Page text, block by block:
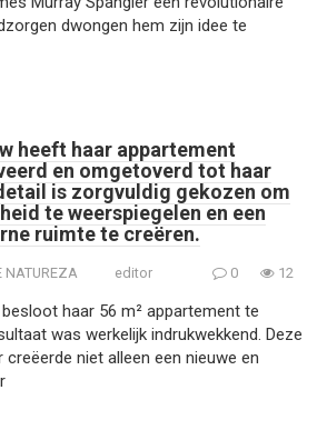
dwongen hem zijn idee te
heeft haar appartement
en omgetoverd tot haar
is zorgvuldig gekozen om
te weerspiegelen en een
ruimte te creëren.
NATUREZA editor 0 12
haar 56 m² appartement te
was werkelijk indrukwekkend. Deze
niet alleen een nieuwe en